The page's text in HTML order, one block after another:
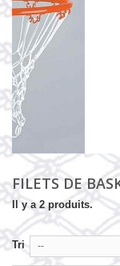
FILETS DE
Il y a 2 produits.
Tri --